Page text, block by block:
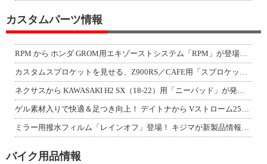
カスタムパーツ情報
RPM から ホンダ GROM用エキゾーストシステム「RPM」が登場！（動画あり
カスタムスプロケットを見せる、Z900RS／CAFE用「スプロケットカバーフルキ
ネクサスから KAWASAKI H2 SX（18-22）用「ニーパッド」が発売！
ゲル素材入りで快適＆足つき向上！ デイトナから Vストローム250SX用「快適ロ
ミラー用撥水フィルム「レインオフ」登場！ キジマが新製品情報「KIJIMA NE
バイク用品情報